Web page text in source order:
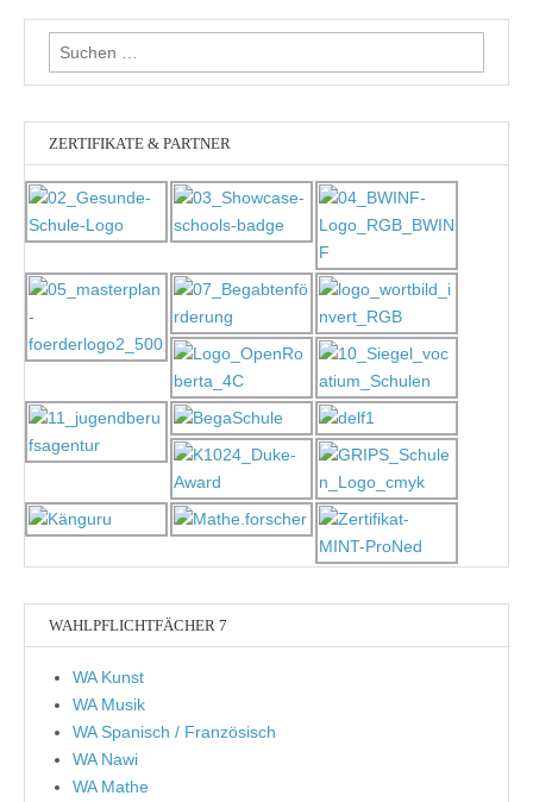
Suchen
nach:
ZERTIFIKATE & PARTNER
WAHLPFLICHTFÄCHER 7
WA Kunst
WA Musik
WA Spanisch / Französisch
WA Nawi
WA Mathe